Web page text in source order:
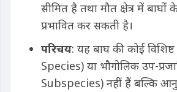
सीमित है तथा मौत क्षेत्र में बाघों
प्रभावित कर सकती है।
परिचय: यह बाघ की कोई
Species) या भौगोलिक उप-
Subspecies) नहीं हैं बल्कि